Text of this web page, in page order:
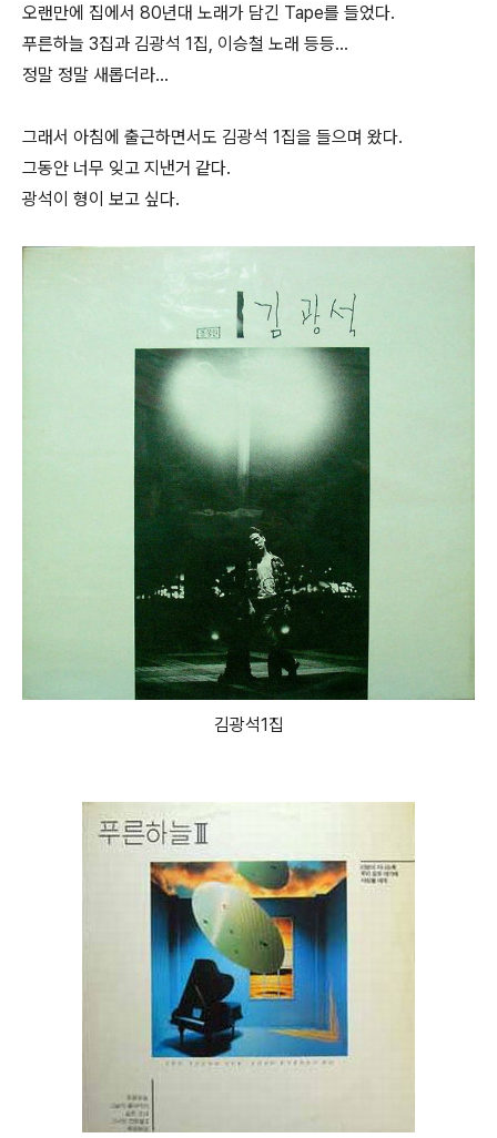
오랜만에 집에서 80년대 노래가 담긴 Tape를 들었다.
푸른하늘 3집과 김광석 1집, 이승철 노래 등등...
정말 정말 새롭더라...
그래서 아침에 출근하면서도 김광석 1집을 들으며 왔다.
그동안 너무 잊고 지낸거 같다.
광석이 형이 보고 싶다.
김광석1집